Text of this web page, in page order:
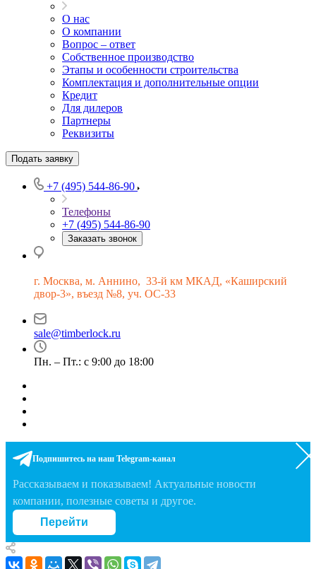
О нас
О компании
Вопрос – ответ
Собственное производство
Этапы и особенности строительства
Комплектация и дополнительные опции
Кредит
Для дилеров
Партнеры
Реквизиты
Подать заявку
+7 (495) 544-86-90
Телефоны
+7 (495) 544-86-90
Заказать звонок
г. Москва, м. Аннино, 33-й км МКАД, «Каширский
двор-3», въезд №8, уч. ОС-33
sale@timberlock.ru
Пн. – Пт.: с 9:00 до 18:00
Подпишитесь на наш Telegram-канал
Рассказываем и показываем! Актуальные новости
компании, полезные советы и другое.
Перейти